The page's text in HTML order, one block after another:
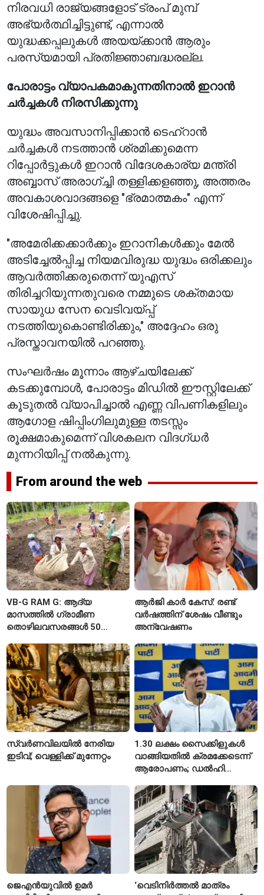
നിരവധി രാജ്യങ്ങളോട് ട്രംപ് മുമ്പ്
അഭ്യർത്ഥിച്ചിട്ടുണ്ട്, എന്നാൽ
യുദ്ധക്കപ്പലുകൾ അയയ്ക്കാൻ ആരും
പരസ്യമായി പ്രതിജ്ഞാബദ്ധരല്ല.
പോരാട്ടം വ്യാപകമാകുന്നതിനാൽ ഇറാൻ
ചർച്ചകൾ നിരസിക്കുന്നു
യുദ്ധം അവസാനിപ്പിക്കാൻ ടെഹ്‌റാൻ
ചർച്ചകൾ നടത്താൻ ശ്രമിക്കുമെന്ന
റിപ്പോർട്ടുകൾ ഇറാൻ വിദേശകാര്യ മന്ത്രി
അബ്ബാസ് അരാഗ്ച്ചി തള്ളിക്കളഞ്ഞു, അത്തരം
അവകാശവാദങ്ങളെ "ഭ്രമാത്മകം" എന്ന്
വിശേഷിപ്പിച്ചു.
"അമേരിക്കക്കാർക്കും ഇറാനികൾക്കും മേൽ
അടിച്ചേൽപ്പിച്ച നിയമവിരുദ്ധ യുദ്ധം ഒരിക്കലും
ആവർത്തിക്കരുതെന്ന് യുഎസ്
തിരിച്ചറിയുന്നതുവരെ നമ്മുടെ ശക്തമായ
സായുധ സേന വെടിവയ്പ്പ്
നടത്തിയുകൊണ്ടിരിക്കും," അദ്ദേഹം ഒരു
പ്രസ്താവനയിൽ പറഞ്ഞു.
സംഘർഷം മൂന്നാം ആഴ്ചയിലേക്ക്
കടക്കുമ്പോൾ, പോരാട്ടം മിഡിൽ ഈസ്റ്റിലേക്ക്
കൂടുതൽ വ്യാപിച്ചാൽ എണ്ണ വിപണികളിലും
ആഗോള ഷിപ്പിംഗിലുമുള്ള തടസ്സം
രൂക്ഷമാകുമെന്ന് വിശകലന വിദഗ്ധർ
മുന്നറിയിപ്പ് നൽകുന്നു.
From around the web
VB-G RAM G: ആദ്യ
മാസത്തിൽ ഗ്രാമീണ
തൊഴിലവസരങ്ങൾ 50
ആർജി കാർ കേസ്: രണ്ട്
വർഷത്തിന് ശേഷം വീണ്ടും
അന്വേഷണം
സ്വർണവിലയിൽ നേരിയ
ഇടിവ്; വെള്ളിക്ക് മുന്നേറ്റം
1.30 ലക്ഷം സൈക്കിളുകൾ
വാങ്ങിയതിൽ ക്രമക്കേടെന്ന്
ആരോപണം; ഡൽഹി
ജെഎൻയുവിൽ ഉമർ
‘വെടിനിർത്തൽ മാത്രം